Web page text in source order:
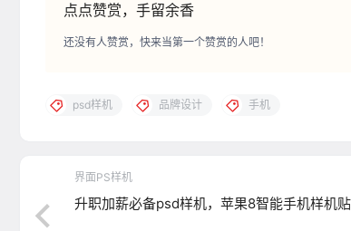
点点赞赏，手留余香
还没有人赞赏，快来当第一个赞赏的人吧！
psd样机 品牌设计 手机
界面PS样机
升职加薪必备psd样机，苹果8智能手机样机